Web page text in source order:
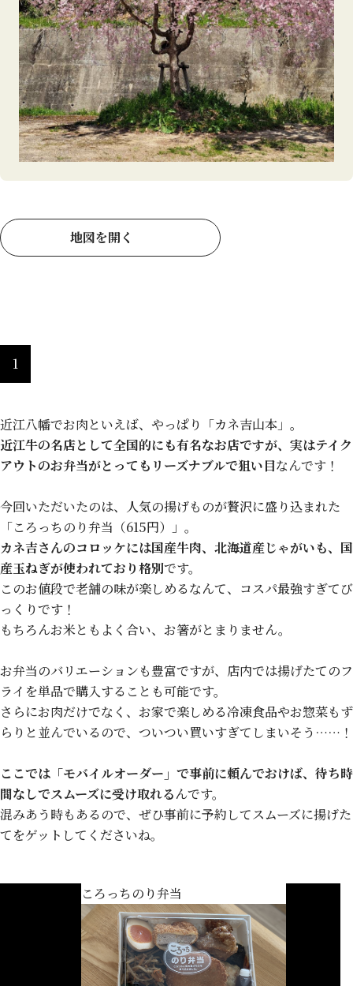
地図を開く
1
近江八幡でお肉といえば、やっぱり「カネ吉山本」。
近江牛の名店として全国的にも有名なお店ですが、実はテイク
アウトのお弁当がとってもリーズナブルで狙い目なんです！
今回いただいたのは、人気の揚げものが贅沢に盛り込まれた
「ころっちのり弁当（615円）」。
カネ吉さんのコロッケには国産牛肉、北海道産じゃがいも、国
産玉ねぎが使われており格別です。
このお値段で老舗の味が楽しめるなんて、コスパ最強すぎてび
っくりです！
もちろんお米ともよく合い、お箸がとまりません。
お弁当のバリエーションも豊富ですが、店内では揚げたてのフ
ライを単品で購入することも可能です。
さらにお肉だけでなく、お家で楽しめる冷凍食品やお惣菜もず
らりと並んでいるので、ついつい買いすぎてしまいそう……！
ここでは「モバイルオーダー」で事前に頼んでおけば、待ち時
間なしでスムーズに受け取れるんです。
混みあう時もあるので、ぜひ事前に予約してスムーズに揚げた
てをゲットしてくださいね。
ころっちのり弁当